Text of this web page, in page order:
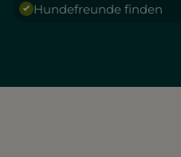
Hundefreunde finden